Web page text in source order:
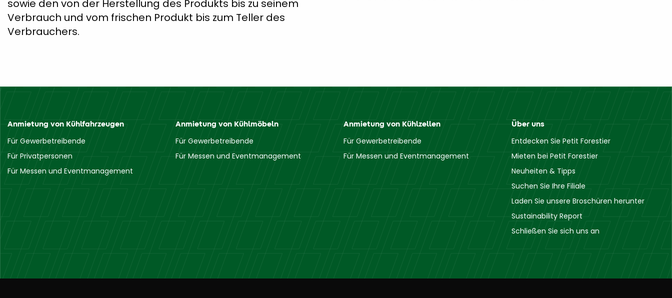
sowie den von der Herstellung des Produkts bis zu seinem
Verbrauch und vom frischen Produkt bis zum Teller des
Verbrauchers.
Anmietung von Kühlfahrzeugen
Für Gewerbetreibende
Für Privatpersonen
Für Messen und Eventmanagement
Anmietung von Kühlmöbeln
Für Gewerbetreibende
Für Messen und Eventmanagement
Anmietung von Kühlzellen
Für Gewerbetreibende
Für Messen und Eventmanagement
Über uns
Entdecken Sie Petit Forestier
Mieten bei Petit Forestier
Neuheiten & Tipps
Suchen Sie Ihre Filiale
Laden Sie unsere Broschüren herunter
Sustainability Report
Schließen Sie sich uns an